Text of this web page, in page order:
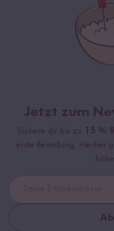
Jetzt zum
Sichere dir bis zu 15 %
erste Bestellung. Hierbei